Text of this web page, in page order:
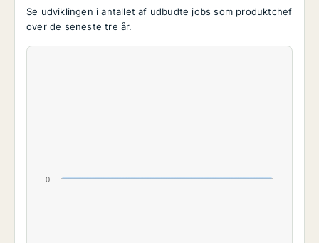
Se udviklingen i antallet af udbudte jobs som produktchef
over de seneste tre år.
0